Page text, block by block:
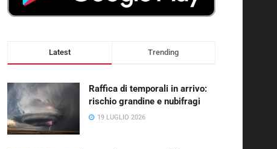
Latest Trending
Raffica di temporali in arrivo:
rischio grandine e nubifragi
19 LUGLIO 2026